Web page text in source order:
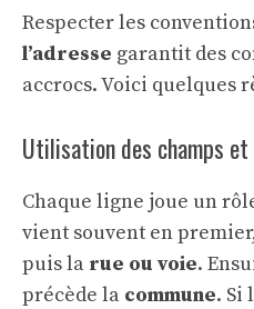
Respecter les
l’adresse garantit des
accrocs. Voici quelques
Utilisation des champs
Chaque ligne joue un
vient souvent en
puis la rue ou voie.
précède la commune. Si